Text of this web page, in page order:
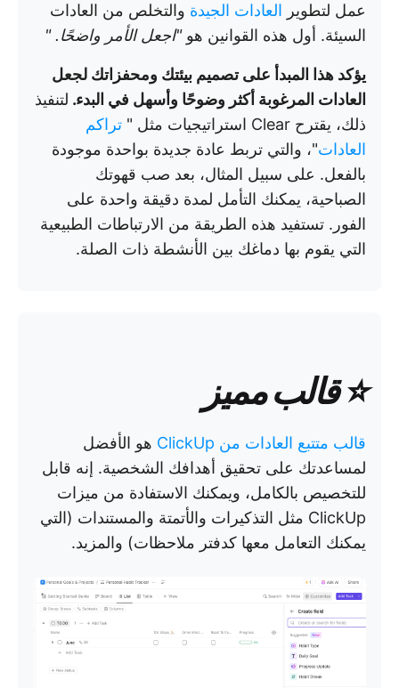
عمل لتطوير العادات الجيدة والتخلص من العادات
السيئة. أول هذه القوانين هو"اجعل الأمر واضحًا. "
يؤكد هذا المبدأ على تصميم بيئتك ومحفزاتك لجعل
العادات المرغوبة أكثر وضوحًا وأسهل في البدء. لتنفيذ
ذلك، يقترح Clear استراتيجيات مثل "
تراكم
العادات"، والتي تربط عادة جديدة بواحدة موجودة
بالفعل. على سبيل المثال، بعد صب قهوتك
الصباحية، يمكنك التأمل لمدة دقيقة واحدة على
الفور. تستفيد هذه الطريقة من الارتباطات الطبيعية
التي يقوم بها دماغك بين الأنشطة ذات الصلة.
⭐ قالب مميز
قالب متتبع العادات من ClickUp
هو الأفضل
لمساعدتك على تحقيق أهدافك الشخصية. إنه قابل
للتخصيص بالكامل، ويمكنك الاستفادة من ميزات
ClickUp مثل التذكيرات والأتمتة والمستندات (التي
يمكنك التعامل معها كدفتر ملاحظات) والمزيد.